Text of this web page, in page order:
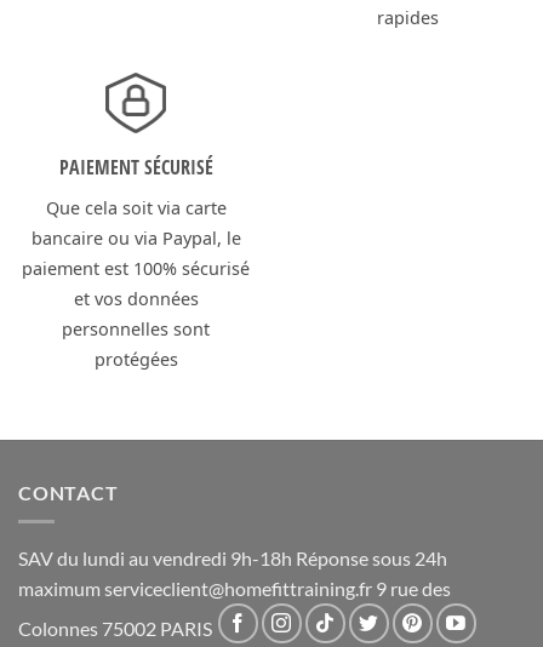
rapides
PAIEMENT SÉCURISÉ
Que cela soit via carte
bancaire ou via Paypal, le
paiement est 100% sécurisé
et vos données
personnelles sont
protégées
CONTACT
SAV du lundi au vendredi 9h-18h Réponse sous 24h
maximum serviceclient@homefittraining.fr 9 rue des
Colonnes 75002 PARIS